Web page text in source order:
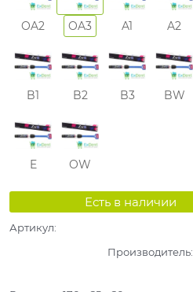
OA2 OA3 A1 A2
B1 B2 B3 BW
E OW
Есть в наличии
Артикул:
Производитель: